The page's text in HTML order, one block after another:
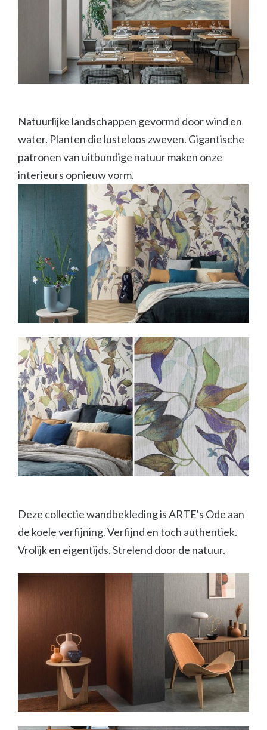
Natuurlijke landschappen gevormd door wind en
water. Planten die lusteloos zweven. Gigantische
patronen van uitbundige natuur maken onze
interieurs opnieuw vorm.
Deze collectie wandbekleding is ARTE's Ode aan
de koele verfijning. Verfijnd en toch authentiek.
Vrolijk en eigentijds. Strelend door de natuur.